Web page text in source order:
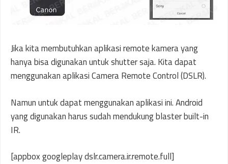
Jika kita membutuhkan aplikasi remote kamera yang
hanya bisa digunakan untuk shutter saja. Kita dapat
menggunakan aplikasi Camera Remote Control (DSLR).
Namun untuk dapat menggunakan aplikasi ini. Android
yang digunakan harus sudah mendukung blaster built-in
IR.
[appbox googleplay dslr.camera.ir.remote.full]